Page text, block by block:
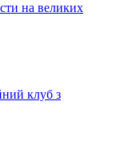
на великих
клуб з